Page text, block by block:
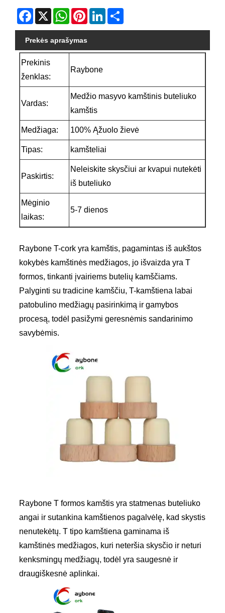
Facebook
X WhatsAppPinterestLinkedIn
Prekės aprašymas
Prekinis
ženklas:
Raybone
Vardas:
Medžio masyvo kamštinis buteliuko
kamštis
Medžiaga: 100% Ąžuolo žievė
Tipas: kamšteliai
Paskirtis:
Neleiskite skysčiui ar kvapui nutekėti
iš buteliuko
Mėginio
laikas:
5-7 dienos
Raybone T-cork yra kamštis, pagamintas iš aukštos
kokybės kamštinės medžiagos, jo išvaizda yra T
formos, tinkanti įvairiems butelių kamščiams.
Palyginti su tradicine kamščiu, T-kamštiena labai
patobulino medžiagų pasirinkimą ir gamybos
procesą, todėl pasižymi geresnėmis sandarinimo
savybėmis.
Raybone T formos kamštis yra statmenas buteliuko
angai ir sutankina kamštienos pagalvėlę, kad skystis
nenutekėtų. T tipo kamštiena gaminama iš
kamštinės medžiagos, kuri neteršia skysčio ir neturi
kenksmingų medžiagų, todėl yra saugesnė ir
draugiškesnė aplinkai.